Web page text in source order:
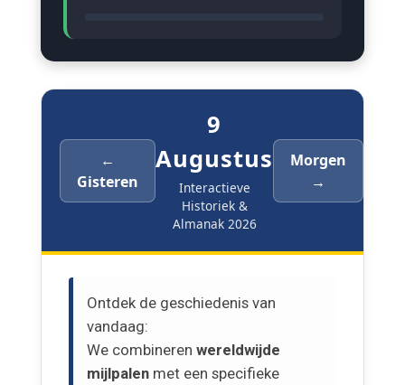
←
Gisteren
9
Augustus
Interactieve
Historiek &
Almanak 2026
Morgen
→
Ontdek de geschiedenis van
vandaag:
We combineren wereldwijde
mijlpalen met een specifieke